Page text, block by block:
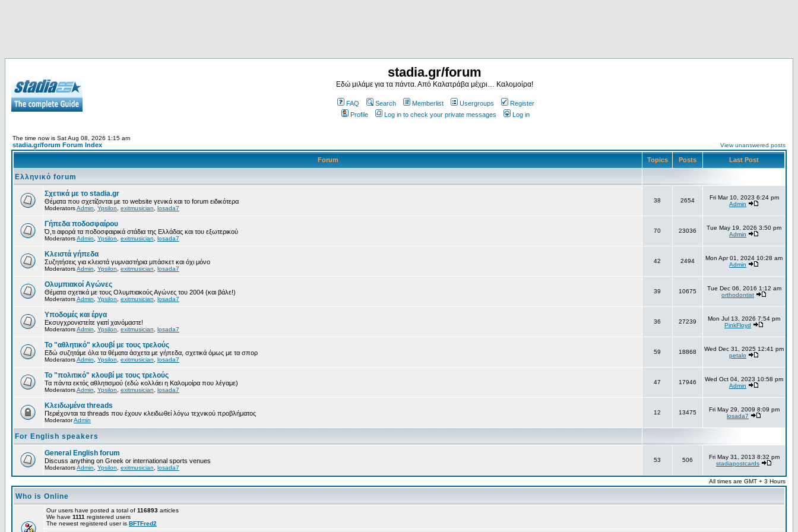
stadia.gr/forum
Εδώ μιλάμε για τα πάντα. Από Καλατράβα μέχρι… Καλομοίρα!
FAQ Search Memberlist Usergroups
Register
Profile
Log in to check your private messages Log in
The time now is Sat Aug 08, 2026 1:15 am
stadia.gr/forum Forum Index View unanswered posts
Forum Topics Posts Last Post
Ελληνικό forum
Σχετικά με το stadia.gr
Θέματα που σχετίζονται με το website γενικά και το forum ειδικότερα
ModeratorsAdmin Ypsilon exitmusician losada7
38 2654
Fri Mar 10, 2023 6:24 pm
Admin
Γήπεδα ποδοσφαίρου
Ό,τι αφορά τα ποδοσφαιρικά στάδια της Ελλάδας και του εξωτερικού
ModeratorsAdmin Ypsilon exitmusician losada7
70 23036
Tue May 19, 2026 3:50 pm
Admin
Κλειστά γήπεδα
Συζητήσεις για κλειστά γυμναστήρια μπάσκετ και όχι μόνο
ModeratorsAdmin Ypsilon exitmusician losada7
42 2494
Mon Apr 01, 2024 10:28 am
Admin
Ολυμπιακοί Αγώνες
Θέματα σχετικά με τους Ολυμπιακούς Αγώνες του 2004 (και βάλε!)
ModeratorsAdmin Ypsilon exitmusician losada7
39 10675
Tue Dec 06, 2016 1:12 am
orthodontist
Υποδομές και έργα
Εκσυγχρονιστείτε γιατί χανόμαστε!
ModeratorsAdmin Ypsilon exitmusician losada7
36 27239
Mon Jul 13, 2026 7:54 pm
PinkFloyd
Το "αθλητικό" κλουβί με τους τρελούς
Εδώ συζητάμε όλα τα θέματα άσχετα με γήπεδα, σχετικά όμως με τα σπορ
ModeratorsAdmin Ypsilon exitmusician losada7
59 18868
Wed Dec 31, 2025 12:41 pm
petalo
Το "πολιτικό" κλουβί με τους τρελούς
Τα πάντα εκτός αθλητισμού (εδώ κολλάει η Καλομοίρα που λέγαμε)
ModeratorsAdmin Ypsilon exitmusician losada7
47 17946
Wed Oct 04, 2023 10:58 pm
Admin
Κλειδωμένα threads
Περιέχονται τα threads που έχουν κλειδωθεί λόγω τεχνικού προβλήματος
ModeratorAdmin
12 13475
Fri May 29, 2009 8:09 pm
losada7
For English speakers
General English forum
Discuss anything on Greek or international sports venues
ModeratorsAdmin Ypsilon exitmusician losada7
53 506
Fri May 31, 2013 8:32 pm
stadiapostcards
All times are GMT + 3 Hours
Who is Online
Our users have posted a total of 116893 articles
We have 1111 registered users
The newest registered user is BFTFred2